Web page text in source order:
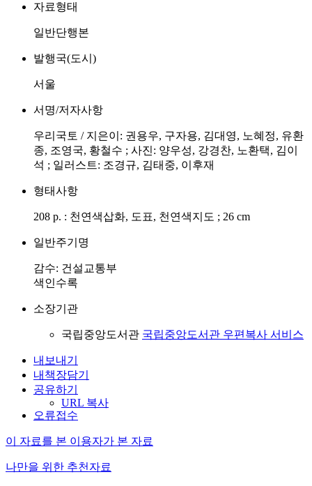
자료형태
일반단행본
발행국(도시)
서울
서명/저자사항
우리국토 / 지은이: 권용우, 구자용, 김대영, 노혜정, 유환
종, 조영국, 황철수 ; 사진: 양우성, 강경찬, 노환택, 김이
석 ; 일러스트: 조경규, 김태중, 이후재
형태사항
208 p. : 천연색삽화, 도표, 천연색지도 ; 26 cm
일반주기명
감수: 건설교통부
색인수록
소장기관
국립중앙도서관 국립중앙도서관 우편복사 서비스
내보내기
내책장담기
공유하기
URL 복사
오류접수
이 자료를 본 이용자가 본 자료
나만을 위한 추천자료